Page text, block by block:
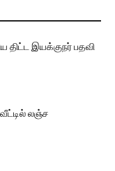
திட்ட இயக்குநர் பதவி
லஞ்ச